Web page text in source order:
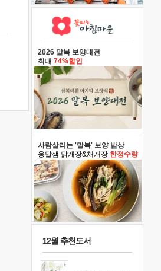
2026 말복 보양대전
최대 74%할인
사람살리는 '말복' 보양 밥상
옹달샘 닭개장&채개장 한정수량
12월 추천도서